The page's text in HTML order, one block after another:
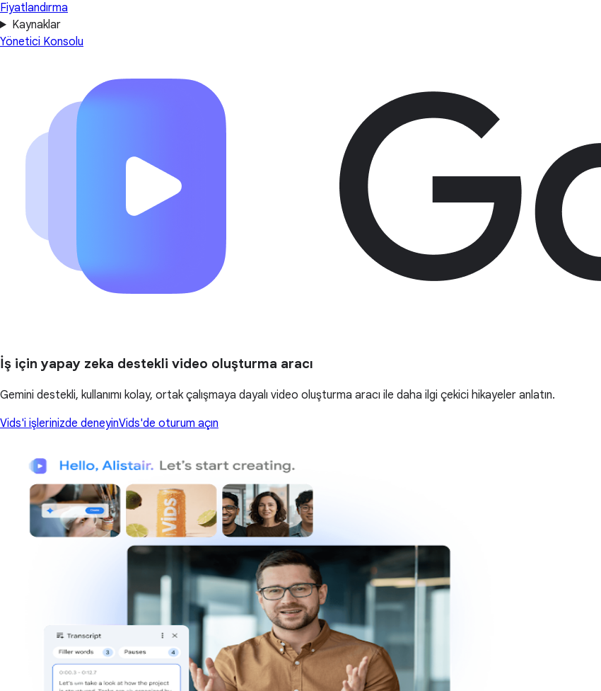
Fiyatlandırma
Kaynaklar
Yönetici Konsolu
İş için yapay zeka destekli video oluşturma aracı
Gemini destekli, kullanımı kolay, ortak çalışmaya dayalı video oluşturma aracı ile daha ilgi çekici hikayeler anlatın.
Vids'i işlerinizde deneyinVids'de oturum açın